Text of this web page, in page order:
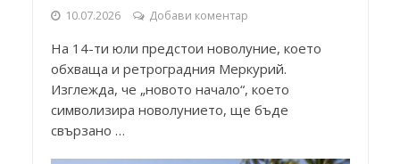
10.07.2026 Добави коментар
На 14-ти юли предстои новолуние, което
обхваща и ретроградния Меркурий.
Изглежда, че „новото начало“, което
символизира новолунието, ще бъде
свързано …